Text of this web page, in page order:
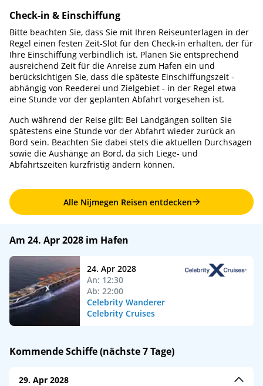
Check-in & Einschiffung
Bitte beachten Sie, dass Sie mit Ihren Reiseunterlagen in der
Regel einen festen Zeit-Slot für den Check-in erhalten, der für
Ihre Einschiffung verbindlich ist. Planen Sie entsprechend
ausreichend Zeit für die Anreise zum Hafen ein und
berücksichtigen Sie, dass die späteste Einschiffungszeit -
abhängig von Reederei und Zielgebiet - in der Regel etwa
eine Stunde vor der geplanten Abfahrt vorgesehen ist.
Auch während der Reise gilt: Bei Landgängen sollten Sie
spätestens eine Stunde vor der Abfahrt wieder zurück an
Bord sein. Beachten Sie dabei stets die aktuellen Durchsagen
sowie die Aushänge an Bord, da sich Liege- und
Abfahrtszeiten kurzfristig ändern können.
Alle Nijmegen Reisen entdecken
Am 24. Apr 2028 im Hafen
24. Apr 2028
An: 12:30
Ab: 22:00
Celebrity Wanderer
Celebrity Cruises
Kommende Schiffe (nächste 7 Tage)
29. Apr 2028